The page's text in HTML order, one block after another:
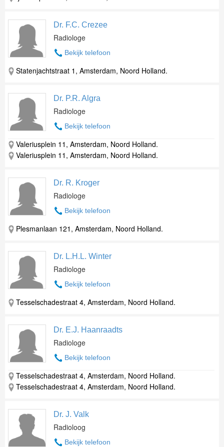
Dr. F.C. Crezee
Radiologe
Bekijk telefoon
Statenjachtstraat 1, Amsterdam, Noord Holland.
Dr. P.R. Algra
Radiologe
Bekijk telefoon
Valeriusplein 11, Amsterdam, Noord Holland.
Valeriusplein 11, Amsterdam, Noord Holland.
Dr. R. Kroger
Radiologe
Bekijk telefoon
Plesmanlaan 121, Amsterdam, Noord Holland.
Dr. L.H.L. Winter
Radiologe
Bekijk telefoon
Tesselschadestraat 4, Amsterdam, Noord Holland.
Dr. E.J. Haanraadts
Radiologe
Bekijk telefoon
Tesselschadestraat 4, Amsterdam, Noord Holland.
Tesselschadestraat 4, Amsterdam, Noord Holland.
Dr. J. Valk
Radioloog
Bekijk telefoon